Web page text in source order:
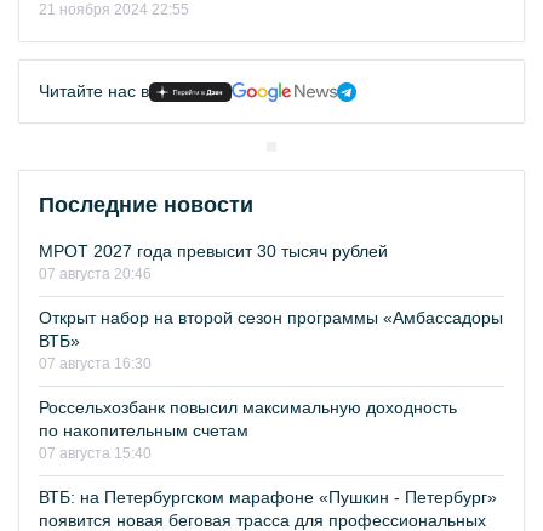
21 ноября 2024 22:55
Читайте нас в
Последние новости
МРОТ 2027 года превысит 30 тысяч рублей
07 августа 20:46
Открыт набор на второй сезон программы «Амбассадоры
ВТБ»
07 августа 16:30
Россельхозбанк повысил максимальную доходность
по накопительным счетам
07 августа 15:40
ВТБ: на Петербургском марафоне «Пушкин - Петербург»
появится новая беговая трасса для профессиональных